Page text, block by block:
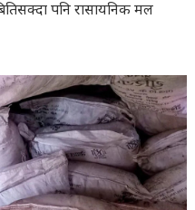
पनि रासायनिक मल